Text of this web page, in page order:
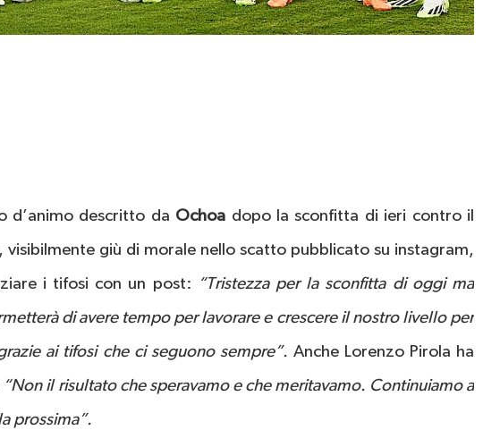
d’animo descritto da Ochoa dopo la sconfitta di ieri contro il
visibilmente giù di morale nello scatto pubblicato su instagram,
i tifosi con un post:
“Tristezza per la sconfitta di oggi ma
di avere tempo per lavorare e crescere il nostro livello per
ai tifosi che ci seguono sempre”. Anche Lorenzo Pirola ha
“Non il risultato che speravamo e che meritavamo. Continuiamo a
prossima”.